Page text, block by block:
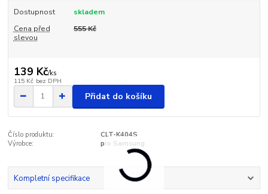
Dostupnost
skladem
Cena před
slevou
555 Kč
139 Kč/ks
115 Kč bez DPH
Přidat do košíku
Číslo produktu:
CLT-K404S
Výrobce:
pro Samsung
Kompletní specifikace